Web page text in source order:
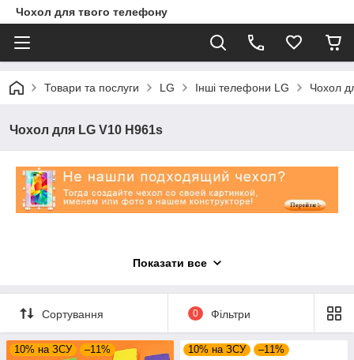
Чохол для твого телефону
Товари та послуги LG Інші телефони LG Чохол
Чохол для LG V10 H961s
Показати все
Сортування 0 Фільтри
10% на ЗСУ –11% 10% на ЗСУ –11%